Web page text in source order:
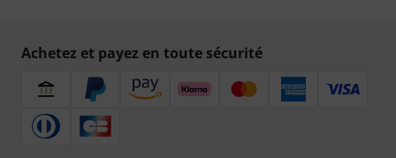
Achetez et payez en toute sécurité